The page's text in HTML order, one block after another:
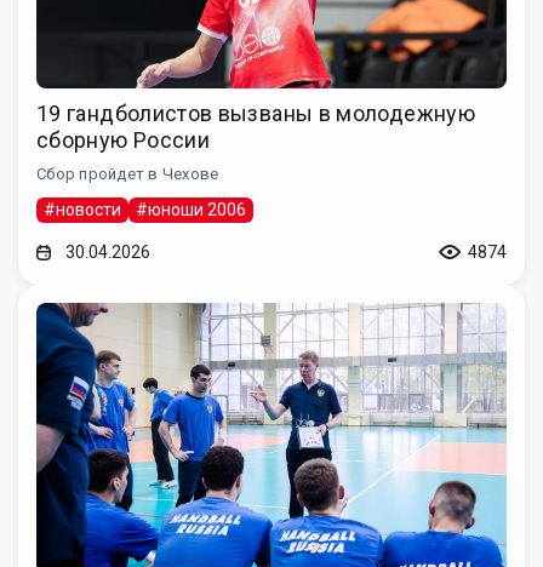
19 гандболистов вызваны в молодежную
сборную России
Сбор пройдет в Чехове
#новости #юноши 2006
30.04.2026 4874